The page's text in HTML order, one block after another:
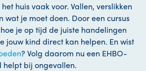
huis vaak voor. Vallen, verslikken
je moet doen. Door een cursus
je op tijd de juiste handelingen
jouw kind direct kan helpen. En wist
? Volg daarom nu een EHBO-
helpt bij ongevallen.